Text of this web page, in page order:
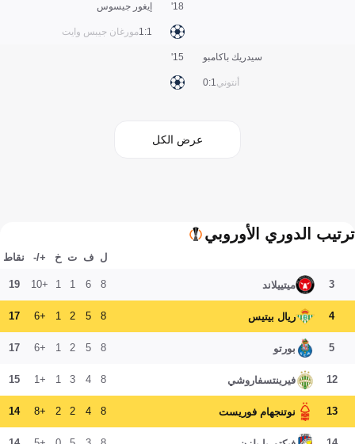
إيغور جيسوس
مورغان جيبس وايت1:1
18'
سيدريك باكامبو
أنتوني1:0
15'
عرض الكل
ترتيب الدوري الأوروبي
ل ف ت خ +/- نقاط
3 ميتييلاند 8
6
1
1
+10
19
4 ريال بيتيس 8
5
2
1
+6
17
5 بورتو 8
5
2
1
+6
17
12 فيرينتسفاروشي 8
4
3
1
+1
15
13 نوتنجهام فوريست 8
4
2
2
+8
14